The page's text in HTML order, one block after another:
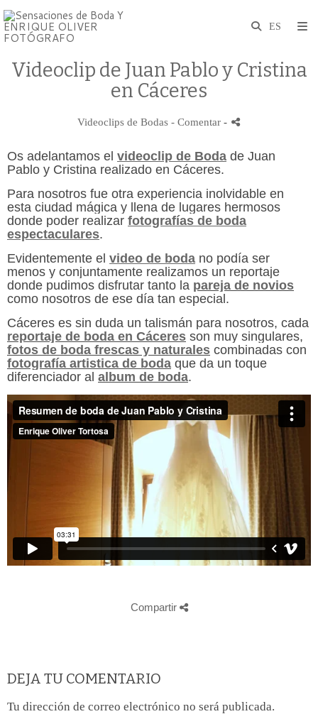
Videoclip de Juan Pablo y Cristina
en Cáceres
Videoclips de Bodas - Comentar -
Os adelantamos el videoclip de Boda de Juan
Pablo y Cristina realizado en Cáceres.
Para nosotros fue otra experiencia inolvidable en
esta ciudad mágica y llena de lugares hermosos
donde poder realizar fotografías de boda
espectaculares.
Evidentemente el video de boda no podía ser
menos y conjuntamente realizamos un reportaje
donde pudimos disfrutar tanto la pareja de novios
como nosotros de ese día tan especial.
Cáceres es sin duda un talismán para nosotros, cada
reportaje de boda en Cáceres son muy singulares,
fotos de boda frescas y naturales combinadas con
fotografía artistica de boda que da un toque
diferenciador al album de boda.
Compartir
DEJA TU COMENTARIO
Tu dirección de correo electrónico no será publicada.